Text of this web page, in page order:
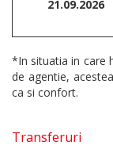
21.09.2026
*In situatia in care
de agentie,
ca si confort.
Transferuri